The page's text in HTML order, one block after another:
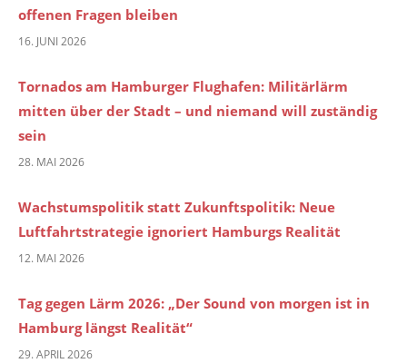
offenen Fragen bleiben
16. JUNI 2026
Tornados am Hamburger Flughafen: Militärlärm
mitten über der Stadt – und niemand will zuständig
sein
28. MAI 2026
Wachstumspolitik statt Zukunftspolitik: Neue
Luftfahrtstrategie ignoriert Hamburgs Realität
12. MAI 2026
Tag gegen Lärm 2026: „Der Sound von morgen ist in
Hamburg längst Realität“
29. APRIL 2026